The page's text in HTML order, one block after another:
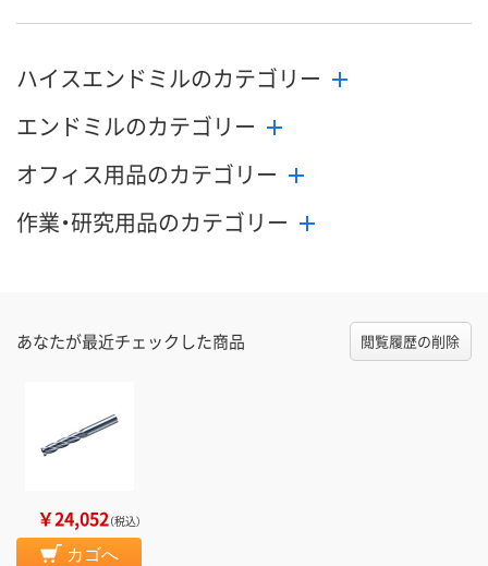
在庫 直送品 直送品 直送品
お届け日 8月24日（月）まで 8月24日（月）まで
数量
カゴへ
数量
カゴへ
ハイスエンドミルのカテゴリー
エンドミルのカテゴリー
オフィス用品のカテゴリー
作業・研究用品のカテゴリー
あなたが最近チェックした商品 閲覧履歴の削除
￥24,052（税込）
カゴへ